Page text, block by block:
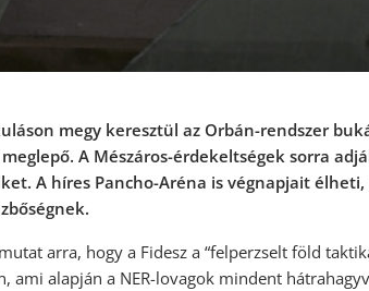
megy keresztül az Orbán-rendszer
A Mészáros-érdekeltségek sorra
A híres Pancho-Aréna is végnapjait
arra, hogy a Fidesz a “felperzselt föld
alapján a NER-lovagok mindent